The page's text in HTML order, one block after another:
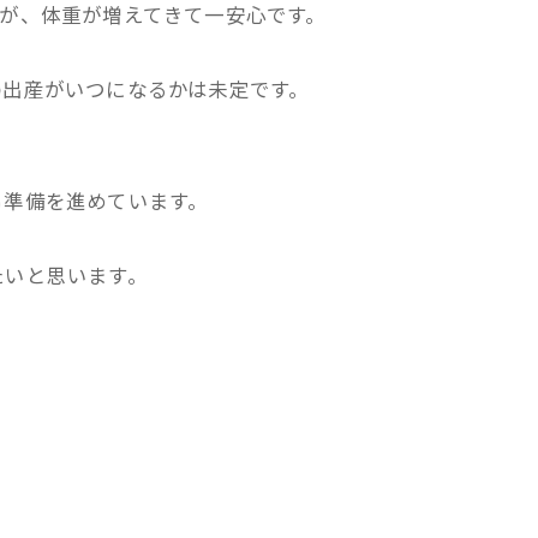
体重が増えてきて一安心です。
がいつになるかは未定です。
備を進めています。
と思います。